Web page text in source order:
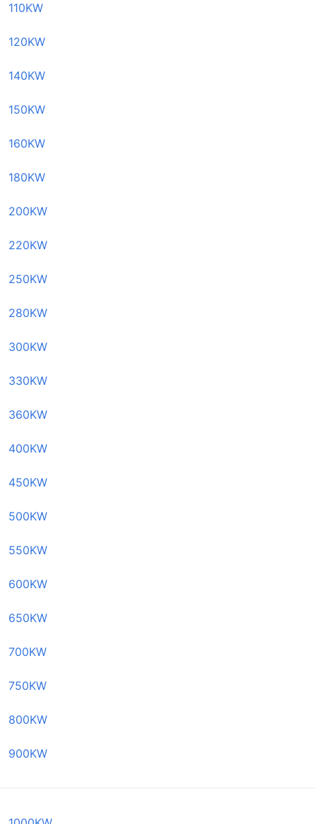
110KW
120KW
140KW
150KW
160KW
180KW
200KW
220KW
250KW
280KW
300KW
330KW
360KW
400KW
450KW
500KW
550KW
600KW
650KW
700KW
750KW
800KW
900KW